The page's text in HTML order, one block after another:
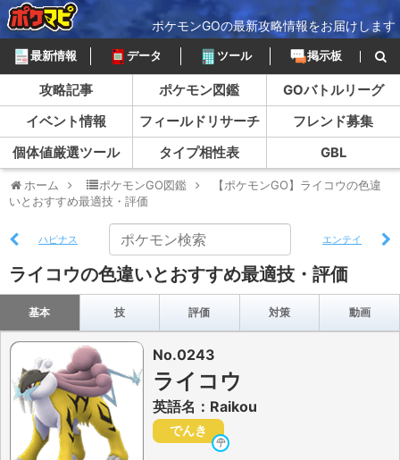
ポケモンGOの最新攻略情報をお届けします
最新情報 データ ツール 掲示板
攻略記事 ポケモン図鑑
GOバトルリーグ
イベント情報
フィールドリサーチ
フレンド募集
個体値厳選ツール
タイプ相性表 GBL
ホーム ポケモンGO図鑑
【ポケモンGO】ライコウの色違
いとおすすめ最適技・評価
ハピナス エンテイ
ライコウの色違いとおすすめ最適技・評価
基本 技 評価 対策 動画
No.0243
ライコウ
英語名：Raikou
でんき